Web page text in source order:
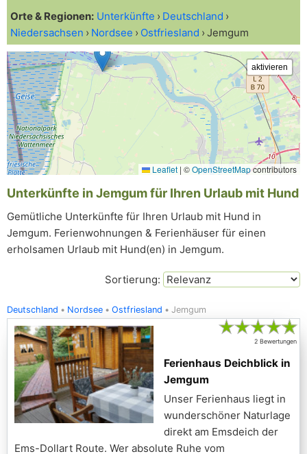
Orte & Regionen: Unterkünfte
Deutschland
Niedersachsen
Nordsee Ostfriesland Jemgum
Leaflet | ©OpenStreetMapcontributors
Unterkünfte in Jemgum für Ihren Urlaub mit Hund
Gemütliche Unterkünfte für Ihren Urlaub mit Hund in
Jemgum. Ferienwohnungen & Ferienhäuser für einen
erholsamen Urlaub mit Hund(en) in Jemgum.
Sortierung:
Deutschland Nordsee Ostfriesland Jemgum
★★★★★
2 Bewertungen
Ferienhaus Deichblick in
Jemgum
Unser Ferienhaus liegt in
wunderschöner Naturlage
direkt am Emsdeich der
Ems-Dollart Route. Wer absolute Ruhe vom